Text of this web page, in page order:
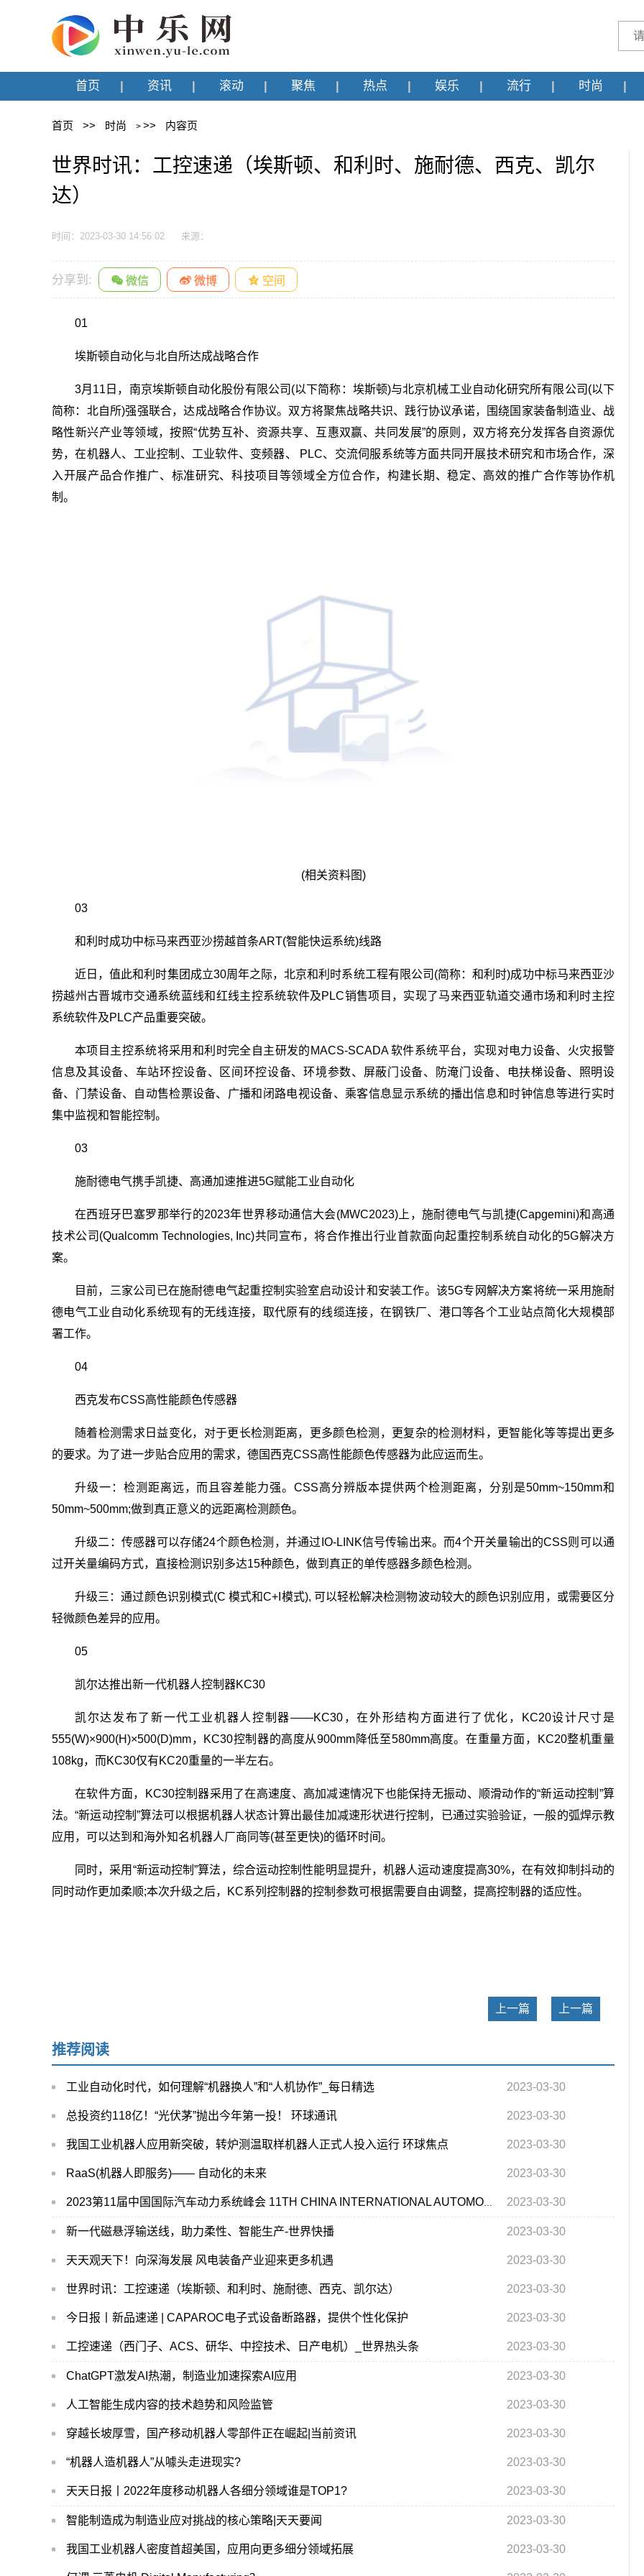
首页 资讯 滚动 聚焦 热点 娱乐 流行 时尚
首页 >> 时尚 > >> 内容页
世界时讯：工控速递（埃斯顿、和利时、施耐德、西克、凯尔
达）
时间：2023-03-30 14:56:02 来源：
分享到:
01
埃斯顿自动化与北自所达成战略合作
3月11日，南京埃斯顿自动化股份有限公司(以下简称：埃斯顿)与北京机械工业自动化研究所有限公司(以下
简称：北自所)强强联合，达成战略合作协议。双方将聚焦战略共识、践行协议承诺，围绕国家装备制造业、战
略性新兴产业等领域，按照“优势互补、资源共享、互惠双赢、共同发展”的原则，双方将充分发挥各自资源优
势，在机器人、工业控制、工业软件、变频器、 PLC、交流伺服系统等方面共同开展技术研究和市场合作，深
入开展产品合作推广、标准研究、科技项目等领域全方位合作，构建长期、稳定、高效的推广合作等协作机
制。
(相关资料图)
03
和利时成功中标马来西亚沙捞越首条ART(智能快运系统)线路
近日，值此和利时集团成立30周年之际，北京和利时系统工程有限公司(简称：和利时)成功中标马来西亚沙
捞越州古晋城市交通系统蓝线和红线主控系统软件及PLC销售项目，实现了马来西亚轨道交通市场和利时主控
系统软件及PLC产品重要突破。
本项目主控系统将采用和利时完全自主研发的MACS-SCADA 软件系统平台，实现对电力设备、火灾报警
信息及其设备、车站环控设备、区间环控设备、环境参数、屏蔽门设备、防淹门设备、电扶梯设备、照明设
备、门禁设备、自动售检票设备、广播和闭路电视设备、乘客信息显示系统的播出信息和时钟信息等进行实时
集中监视和智能控制。
03
施耐德电气携手凯捷、高通加速推进5G赋能工业自动化
在西班牙巴塞罗那举行的2023年世界移动通信大会(MWC2023)上，施耐德电气与凯捷(Capgemini)和高通
技术公司(Qualcomm Technologies, Inc)共同宣布，将合作推出行业首款面向起重控制系统自动化的5G解决方
案。
目前，三家公司已在施耐德电气起重控制实验室启动设计和安装工作。该5G专网解决方案将统一采用施耐
德电气工业自动化系统现有的无线连接，取代原有的线缆连接，在钢铁厂、港口等各个工业站点简化大规模部
署工作。
04
西克发布CSS高性能颜色传感器
随着检测需求日益变化，对于更长检测距离，更多颜色检测，更复杂的检测材料，更智能化等等提出更多
的要求。为了进一步贴合应用的需求，德国西克CSS高性能颜色传感器为此应运而生。
升级一：检测距离远，而且容差能力强。CSS高分辨版本提供两个检测距离，分别是50mm~150mm和
50mm~500mm;做到真正意义的远距离检测颜色。
升级二：传感器可以存储24个颜色检测，并通过IO-LINK信号传输出来。而4个开关量输出的CSS则可以通
过开关量编码方式，直接检测识别多达15种颜色，做到真正的单传感器多颜色检测。
升级三：通过颜色识别模式(C 模式和C+I模式), 可以轻松解决检测物波动较大的颜色识别应用，或需要区分
轻微颜色差异的应用。
05
凯尔达推出新一代机器人控制器KC30
凯尔达发布了新一代工业机器人控制器——KC30，在外形结构方面进行了优化，KC20设计尺寸是
555(W)×900(H)×500(D)mm，KC30控制器的高度从900mm降低至580mm高度。在重量方面，KC20整机重量
108kg，而KC30仅有KC20重量的一半左右。
在软件方面，KC30控制器采用了在高速度、高加减速情况下也能保持无振动、顺滑动作的“新运动控制”算
法。“新运动控制”算法可以根据机器人状态计算出最佳加减速形状进行控制，已通过实验验证，一般的弧焊示教
应用，可以达到和海外知名机器人厂商同等(甚至更快)的循环时间。
同时，采用“新运动控制”算法，综合运动控制性能明显提升，机器人运动速度提高30%，在有效抑制抖动的
同时动作更加柔顺;本次升级之后，KC系列控制器的控制参数可根据需要自由调整，提高控制器的适应性。
上一篇 上一篇
推荐阅读
工业自动化时代，如何理解“机器换人”和“人机协作”_每日精选 2023-03-30
总投资约118亿！“光伏茅”抛出今年第一投！ 环球通讯 2023-03-30
我国工业机器人应用新突破，转炉测温取样机器人正式人投入运行 环球焦点 2023-03-30
RaaS(机器人即服务)—— 自动化的未来 2023-03-30
2023-03-30
新一代磁悬浮输送线，助力柔性、智能生产-世界快播 2023-03-30
天天观天下！向深海发展 风电装备产业迎来更多机遇 2023-03-30
世界时讯：工控速递（埃斯顿、和利时、施耐德、西克、凯尔达） 2023-03-30
今日报丨新品速递 | CAPAROC电子式设备断路器，提供个性化保护 2023-03-30
工控速递（西门子、ACS、研华、中控技术、日产电机）_世界热头条 2023-03-30
ChatGPT激发AI热潮，制造业加速探索AI应用 2023-03-30
人工智能生成内容的技术趋势和风险监管 2023-03-30
穿越长坡厚雪，国产移动机器人零部件正在崛起|当前资讯 2023-03-30
“机器人造机器人”从噱头走进现实? 2023-03-30
天天日报丨2022年度移动机器人各细分领域谁是TOP1? 2023-03-30
智能制造成为制造业应对挑战的核心策略|天天要闻 2023-03-30
我国工业机器人密度首超美国，应用向更多细分领域拓展 2023-03-30